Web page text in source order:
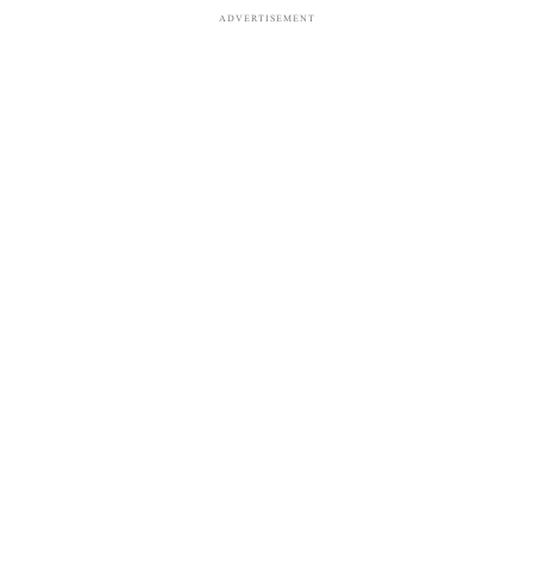
ADVERTISEMENT